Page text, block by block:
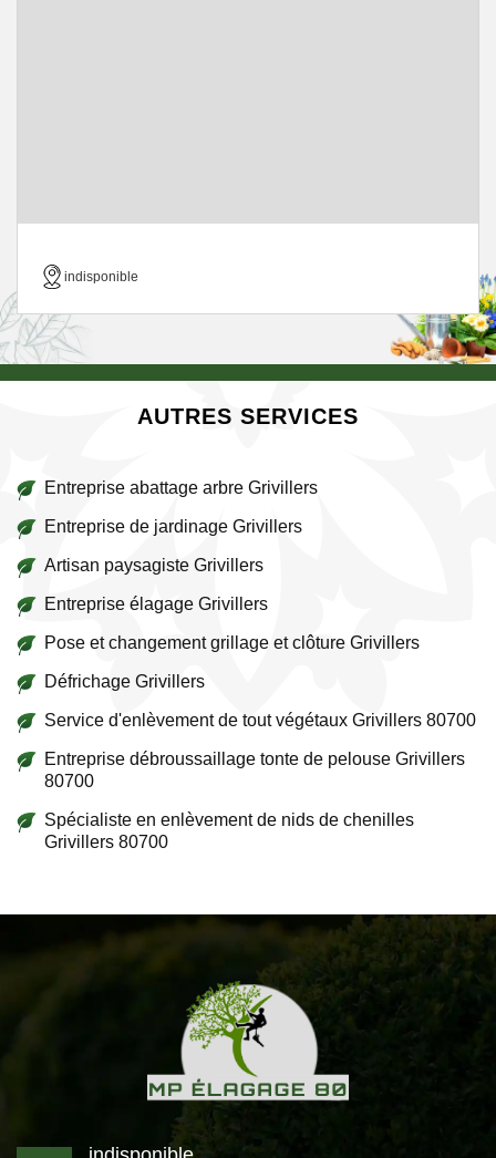
indisponible
AUTRES SERVICES
Entreprise abattage arbre Grivillers
Entreprise de jardinage Grivillers
Artisan paysagiste Grivillers
Entreprise élagage Grivillers
Pose et changement grillage et clôture Grivillers
Défrichage Grivillers
Service d'enlèvement de tout végétaux Grivillers 80700
Entreprise débroussaillage tonte de pelouse Grivillers
80700
Spécialiste en enlèvement de nids de chenilles
Grivillers 80700